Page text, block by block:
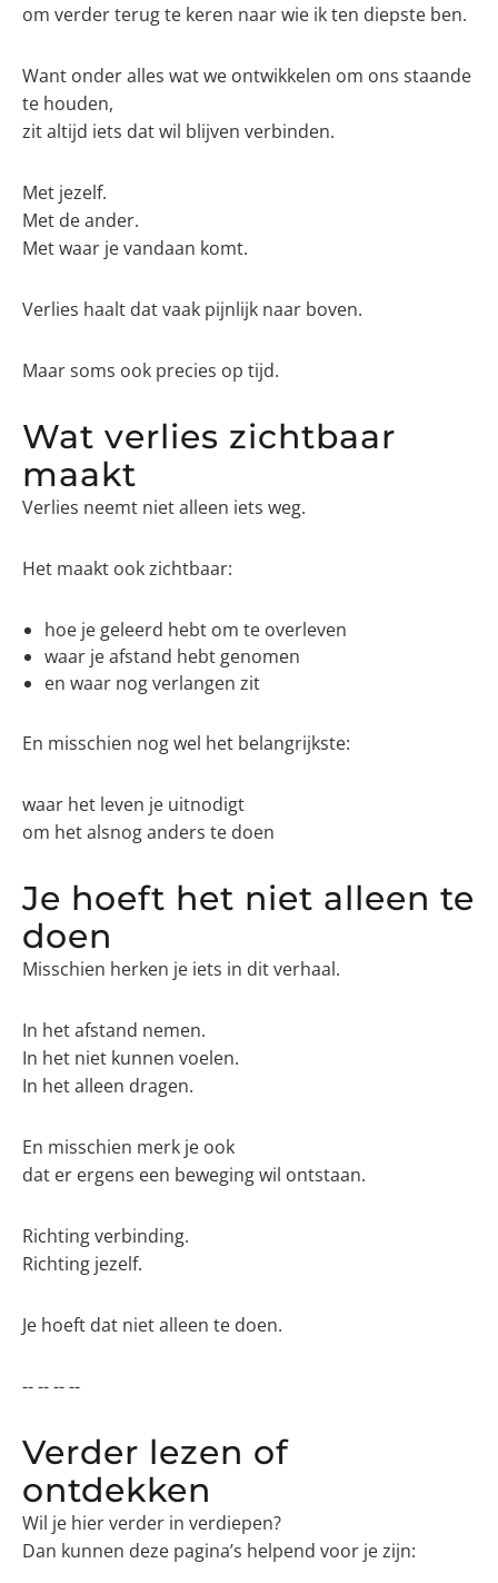
om verder terug te keren naar wie ik ten diepste ben.
Want onder alles wat we ontwikkelen om ons staande
te houden,
zit altijd iets dat wil blijven verbinden.
Met jezelf.
Met de ander.
Met waar je vandaan komt.
Verlies haalt dat vaak pijnlijk naar boven.
Maar soms ook precies op tijd.
Wat verlies zichtbaar
maakt
Verlies neemt niet alleen iets weg.
Het maakt ook zichtbaar:
hoe je geleerd hebt om te overleven
waar je afstand hebt genomen
en waar nog verlangen zit
En misschien nog wel het belangrijkste:
waar het leven je uitnodigt
om het alsnog anders te doen
Je hoeft het niet alleen te
doen
Misschien herken je iets in dit verhaal.
In het afstand nemen.
In het niet kunnen voelen.
In het alleen dragen.
En misschien merk je ook
dat er ergens een beweging wil ontstaan.
Richting verbinding.
Richting jezelf.
Je hoeft dat niet alleen te doen.
-- -- -- --
Verder lezen of
ontdekken
Wil je hier verder in verdiepen?
Dan kunnen deze pagina’s helpend voor je zijn: